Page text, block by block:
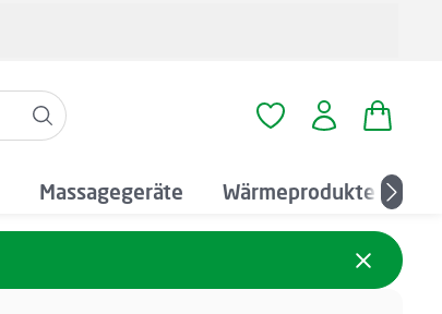
Du hast 0 Produkte
Massagegeräte Wärmeprodukte